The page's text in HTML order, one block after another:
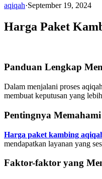
aqiqah·September 19, 2024
Harga Paket
Panduan Lengkap
Dalam menjalani proses
membuat keputusan yang
Pentingnya
Harga paket kambing
mendapatkan layanan yang
Faktor-faktor yang